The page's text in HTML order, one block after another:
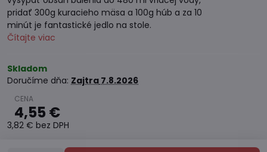
pridať 300g kuracieho mäsa a 100g húb a za 10
minút je fantastické jedlo na stole.
Čítajte viac
Skladom
Doručíme dňa: Zajtra 7.8.2026
4,55 €
3,82 € bez DPH